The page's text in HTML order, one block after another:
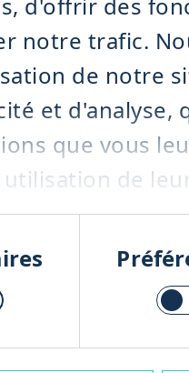
notre trafic.
de notre
et d'analyse,
que vous
de
avec
de
de
de tri et de
DRM
de
en
– afin